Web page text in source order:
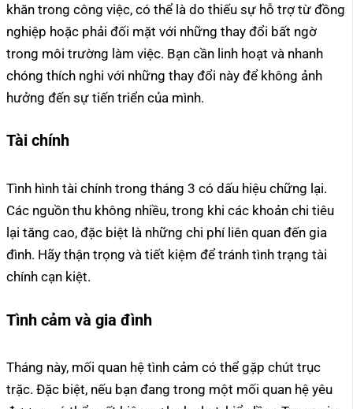
khăn trong công việc, có thể là do thiếu sự hỗ trợ từ đồng
nghiệp hoặc phải đối mặt với những thay đổi bất ngờ
trong môi trường làm việc. Bạn cần linh hoạt và nhanh
chóng thích nghi với những thay đổi này để không ảnh
hưởng đến sự tiến triển của mình.
Tài chính
Tình hình tài chính trong tháng 3 có dấu hiệu chững lại.
Các nguồn thu không nhiều, trong khi các khoản chi tiêu
lại tăng cao, đặc biệt là những chi phí liên quan đến gia
đình. Hãy thận trọng và tiết kiệm để tránh tình trạng tài
chính cạn kiệt.
Tình cảm và gia đình
Tháng này, mối quan hệ tình cảm có thể gặp chút trục
trặc. Đặc biệt, nếu bạn đang trong một mối quan hệ yêu